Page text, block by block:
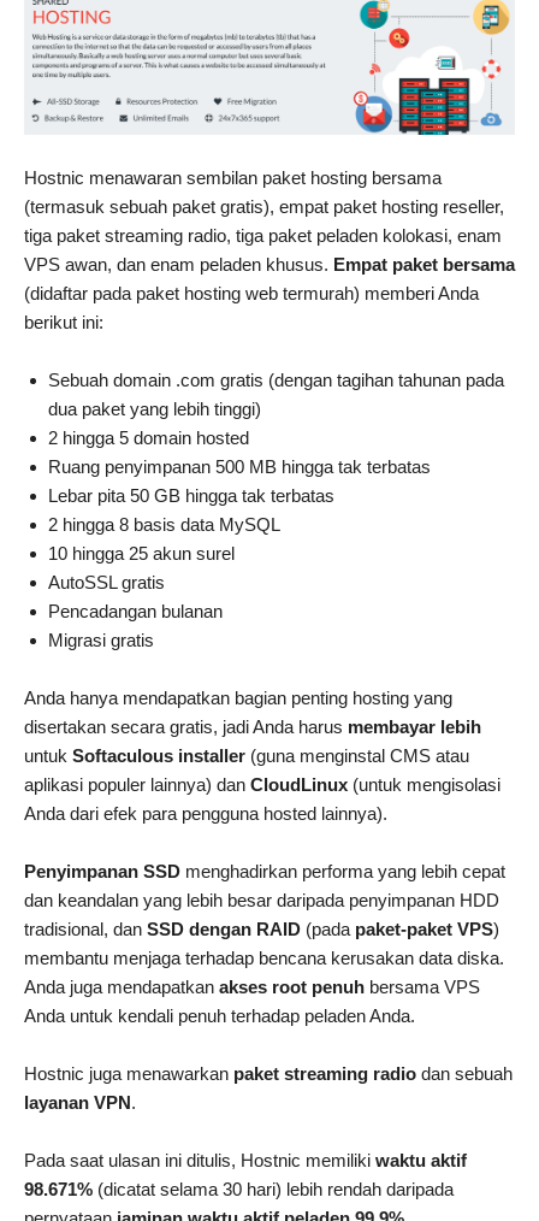
Hostnic menawaran sembilan paket hosting bersama
(termasuk sebuah paket gratis), empat paket hosting reseller,
tiga paket streaming radio, tiga paket peladen kolokasi, enam
VPS awan, dan enam peladen khusus. Empat paket bersama
(didaftar pada paket hosting web termurah) memberi Anda
berikut ini:
Sebuah domain .com gratis (dengan tagihan tahunan pada
dua paket yang lebih tinggi)
2 hingga 5 domain hosted
Ruang penyimpanan 500 MB hingga tak terbatas
Lebar pita 50 GB hingga tak terbatas
2 hingga 8 basis data MySQL
10 hingga 25 akun surel
AutoSSL gratis
Pencadangan bulanan
Migrasi gratis
Anda hanya mendapatkan bagian penting hosting yang
disertakan secara gratis, jadi Anda harus membayar lebih
untuk Softaculous installer (guna menginstal CMS atau
aplikasi populer lainnya) dan CloudLinux (untuk mengisolasi
Anda dari efek para pengguna hosted lainnya).
Penyimpanan SSD menghadirkan performa yang lebih cepat
dan keandalan yang lebih besar daripada penyimpanan HDD
tradisional, dan SSD dengan RAID (pada paket-paket VPS)
membantu menjaga terhadap bencana kerusakan data diska.
Anda juga mendapatkan akses root penuh bersama VPS
Anda untuk kendali penuh terhadap peladen Anda.
Hostnic juga menawarkan paket streaming radio dan sebuah
layanan VPN.
Pada saat ulasan ini ditulis, Hostnic memiliki waktu aktif
98.671% (dicatat selama 30 hari) lebih rendah daripada